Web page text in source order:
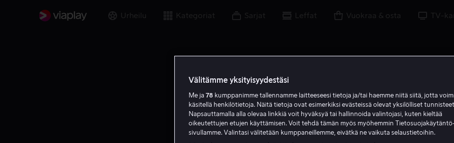
Urheilu Kategoriat Sarjat Leffat Vuokraa & osta TV-
Välitämme yksityisyydestäsi
Me ja 78 kumppanimme tallennamme laitteeseesi tietoja ja/tai haemme niitä siitä, jotta
käsitellä henkilötietoja. Näitä tietoja ovat esimerkiksi evästeissä olevat yksilölliset
Napsauttamalla alla olevaa linkkiä voit hyväksyä tai hallinnoida valintojasi, kuten kieltää
oikeutettujen etujen käyttämisen. Voit tehdä tämän myös myöhemmin
sivullamme. Valintasi välitetään kumppaneillemme, eivätkä ne vaikuta selaustietoihin.